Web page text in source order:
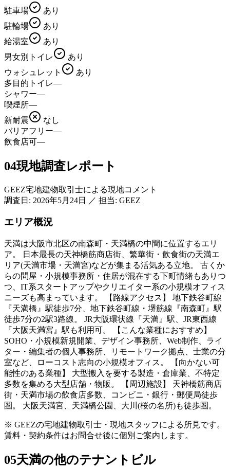
駐車場
あり
駐輪場
あり
給湯室
あり
男女別トイレ
あり
ウォシュレット
あり
多目的トイレ—
シャワー—
喫煙所—
新耐震
なし
バリアフリー—
飲食店可—
04現地調査レポート
GEEZ宅地建物取引士による現地コメント
調査日: 2026年5月24日 ／ 担当: GEEZ
エリア概況
天満は大阪市北区の南森町・天満橋の中間に位置するエリ
ア。 日本最長の天神橋筋商店街、繁華街・飲食街の天満エ
リア(天満市場・天満宮)などが集まる活気ある立地。 古くか
らの問屋・小規模事務所・住居が混在する下町情緒もありつ
つ、IT系スタートアップやクリエイター系の小規模オフィス
ニーズも高まっています。 【路線アクセス】 地下鉄谷町線
『天満橋』駅徒歩7分、地下鉄谷町線・堺筋線『南森町』駅
徒歩7分の2駅3路線。 JR大阪環状線『天満』駅、JR東西線
『大阪天満宮』駅も利用可。 【こんな業種におすすめ】
SOHO・小規模新規開業、デザイン事務所、Web制作、ライ
ター・編集者の個人事務所、リモートワーク拠点、士業の分
室など、ローコスト志向の小規模オフィス。 【向かない可
能性のある業種】 大型搬入を要する製造・倉庫業、不特定
多数を集める大型店舗・物販。 【周辺施設】 天神橋筋商店
街・天満市場の飲食店多数、コンビニ・銀行・郵便局徒歩
圏。 大阪天満宮、天満橋公園、大川(桜の名所)も徒歩圏。
※ GEEZの宅地建物取引士・現地スタッフによる所見です。
賃料・契約条件はお問合せ後に個別ご案内します。
05天満の他のテナントビル